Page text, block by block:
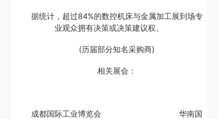
据统计，超过84%的数控机床与金属加工展到场专
业观众拥有决策或决策建议权。
(历届部分知名采购商)
相关展会：
成都国际工业博览会 华南国